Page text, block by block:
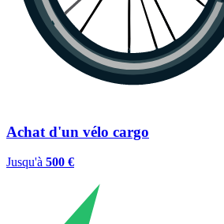
Achat d'un vélo cargo
Jusqu'à 500 €